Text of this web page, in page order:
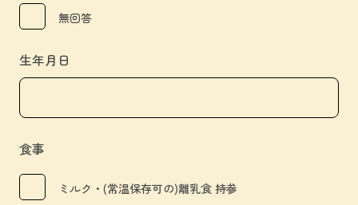
無回答
生年月日
食事
ミルク・(常温保存可の)離乳食 持参